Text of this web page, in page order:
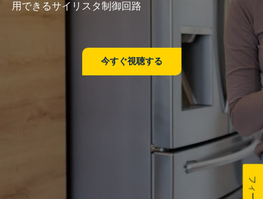
用できるサイリスタ制御回路
今すぐ視聴する